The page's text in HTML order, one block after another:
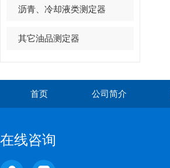
沥青、冷却液类测定器
其它油品测定器
首页 公司简介
在线咨询